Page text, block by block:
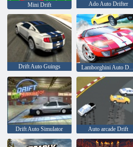
Mini Drift Ado Auto Drifter
Drift Auto Guings Lamborghini Auto Drift
Drift Auto Simulator Auto arcade Drift